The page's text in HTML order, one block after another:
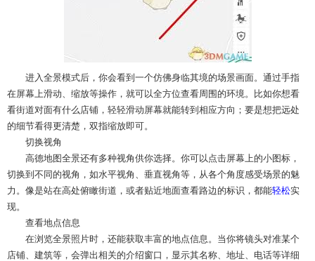
进入全景模式后，你会看到一个仿佛身临其境的场景画面。通过手指
在屏幕上滑动、缩放等操作，就可以全方位查看周围的环境。比如你想看
看街道对面有什么店铺，轻轻滑动屏幕就能转到相应方向；要是想把远处
的细节看得更清楚，双指缩放即可。
切换视角
高德地图全景还有多种视角供你选择。你可以点击屏幕上的小图标，
切换到不同的视角，如水平视角、垂直视角等，从各个角度感受场景的魅
力。像是站在高处俯瞰街道，或者贴近地面查看路边的标识，都能轻松实
现。
查看地点信息
在浏览全景照片时，还能获取丰富的地点信息。当你将镜头对准某个
店铺、建筑等，会弹出相关的介绍窗口，显示其名称、地址、电话等详细